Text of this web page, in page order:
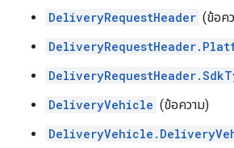
DeliveryRequestHeader (ข้อค
DeliveryVehicle (ข้อความ)